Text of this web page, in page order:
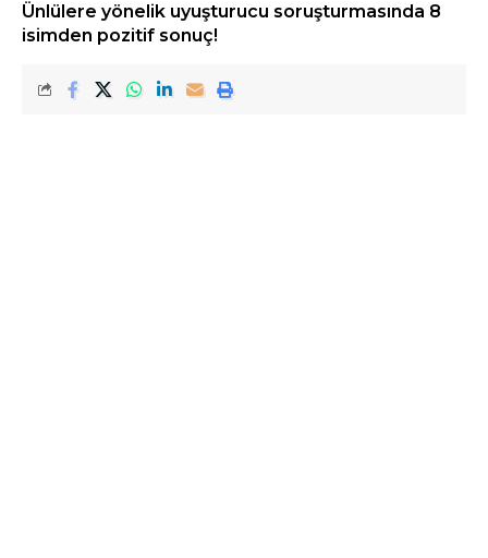
Ünlülere yönelik uyuşturucu soruşturmasında 8
isimden pozitif sonuç!